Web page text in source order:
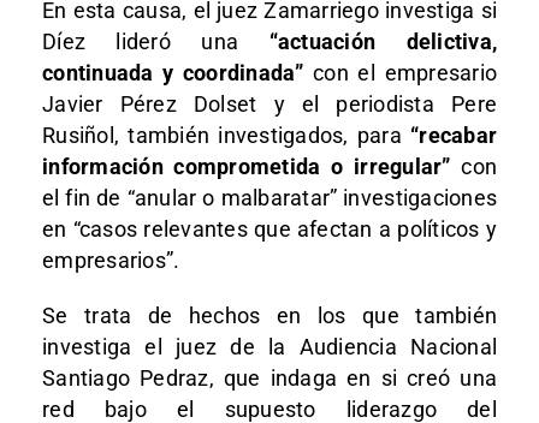
En esta causa, el juez Zamarriego investiga si
Díez lideró una “actuación delictiva,
continuada y coordinada” con el empresario
Javier Pérez Dolset y el periodista Pere
Rusiñol, también investigados, para “recabar
información comprometida o irregular” con
el fin de “anular o malbaratar” investigaciones
en “casos relevantes que afectan a políticos y
empresarios”.
Se trata de hechos en los que también
investiga el juez de la Audiencia Nacional
Santiago Pedraz, que indaga en si creó una
red bajo el supuesto liderazgo del